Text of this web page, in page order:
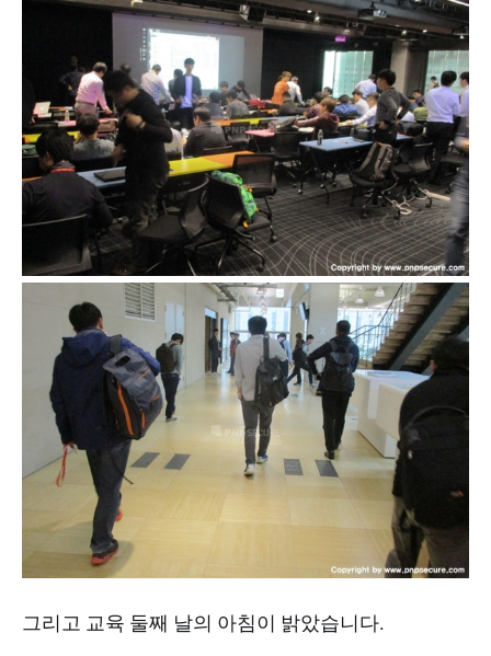
그리고 교육 둘째 날의 아침이 밝았습니다.